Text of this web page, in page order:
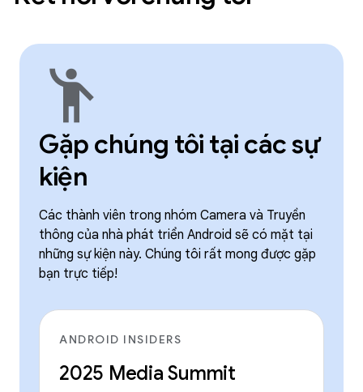
emoji_people
Gặp chúng tôi tại các sự
kiện
Các thành viên trong nhóm Camera và Truyền
thông của nhà phát triển Android sẽ có mặt tại
những sự kiện này. Chúng tôi rất mong được gặp
bạn trực tiếp!
ANDROID INSIDERS
2025 Media Summit